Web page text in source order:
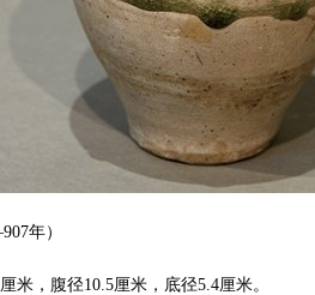
年）
，腹径10.5厘米，底径5.4厘米。